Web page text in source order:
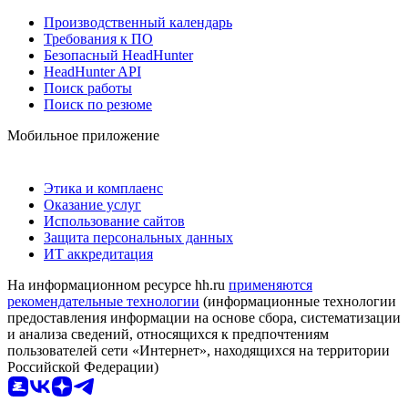
Производственный календарь
Требования к ПО
Безопасный HeadHunter
HeadHunter API
Поиск работы
Поиск по резюме
Мобильное приложение
Этика и комплаенс
Оказание услуг
Использование сайтов
Защита персональных данных
ИТ аккредитация
На информационном ресурсе hh.ru применяются
рекомендательные технологии (информационные технологии
предоставления информации на основе сбора, систематизации
и анализа сведений, относящихся к предпочтениям
пользователей сети «Интернет», находящихся на территории
Российской Федерации)